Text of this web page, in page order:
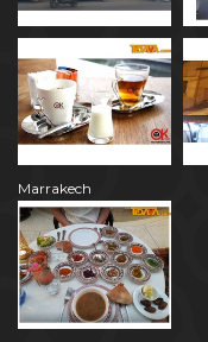
Marrakech